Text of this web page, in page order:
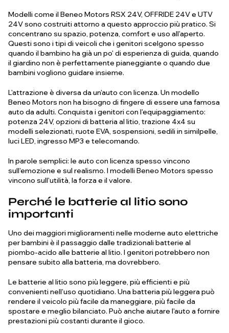
Modelli come il Beneo Motors RSX 24V, OFFRIDE 24V e UTV
24V sono costruiti attorno a questo approccio più pratico. Si
concentrano su spazio, potenza, comfort e uso all'aperto.
Questi sono i tipi di veicoli che i genitori scelgono spesso
quando il bambino ha già un po' di esperienza di guida, quando
il giardino non è perfettamente pianeggiante o quando due
bambini vogliono guidare insieme.
L'attrazione è diversa da un'auto con licenza. Un modello
Beneo Motors non ha bisogno di fingere di essere una famosa
auto da adulti. Conquista i genitori con l'equipaggiamento:
potenza 24V, opzioni di batteria al litio, trazione 4x4 su
modelli selezionati, ruote EVA, sospensioni, sedili in similpelle,
luci LED, ingresso MP3 e telecomando.
In parole semplici: le auto con licenza spesso vincono
sull'emozione e sul realismo. I modelli Beneo Motors spesso
vincono sull'utilità, la forza e il valore.
Perché le batterie al litio sono
importanti
Uno dei maggiori miglioramenti nelle moderne auto elettriche
per bambini è il passaggio dalle tradizionali batterie al
piombo-acido alle batterie al litio. I genitori potrebbero non
pensare subito alla batteria, ma dovrebbero.
Le batterie al litio sono più leggere, più efficienti e più
convenienti nell'uso quotidiano. Una batteria più leggera può
rendere il veicolo più facile da maneggiare, più facile da
spostare e meglio bilanciato. Può anche aiutare l'auto a fornire
prestazioni più costanti durante il gioco.